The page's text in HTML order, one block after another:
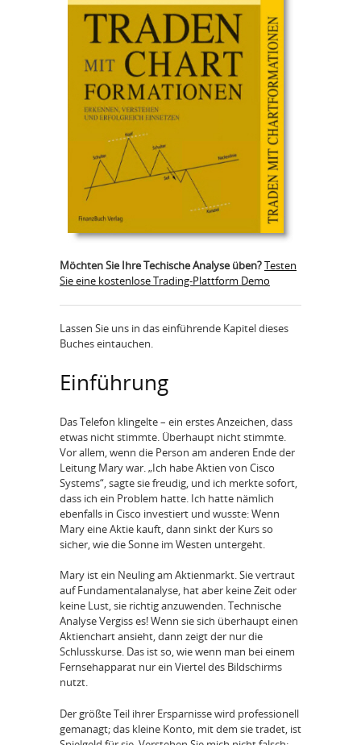
Möchten Sie Ihre Techische Analyse üben?Testen
Sie eine kostenlose Trading-Plattform Demo
Lassen Sie uns in das einführende Kapitel dieses
Buches eintauchen.
Einführung
Das Telefon klingelte – ein erstes Anzeichen, dass
etwas nicht stimmte. Überhaupt nicht stimmte.
Vor allem, wenn die Person am anderen Ende der
Leitung Mary war. „Ich habe Aktien von Cisco
Systems“, sagte sie freudig, und ich merkte sofort,
dass ich ein Problem hatte. Ich hatte nämlich
ebenfalls in Cisco investiert und wusste: Wenn
Mary eine Aktie kauft, dann sinkt der Kurs so
sicher, wie die Sonne im Westen untergeht.
Mary ist ein Neuling am Aktienmarkt. Sie vertraut
auf Fundamentalanalyse, hat aber keine Zeit oder
keine Lust, sie richtig anzuwenden. Technische
Analyse Vergiss es! Wenn sie sich überhaupt einen
Aktienchart ansieht, dann zeigt der nur die
Schlusskurse. Das ist so, wie wenn man bei einem
Fernsehapparat nur ein Viertel des Bildschirms
nutzt.
Der größte Teil ihrer Ersparnisse wird professionell
gemanagt; das kleine Konto, mit dem sie tradet, ist